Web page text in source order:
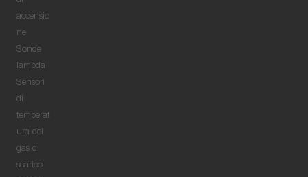
accensio
ne
Sonde
lambda
Sensori
di
temperat
ura dei
gas di
scarico